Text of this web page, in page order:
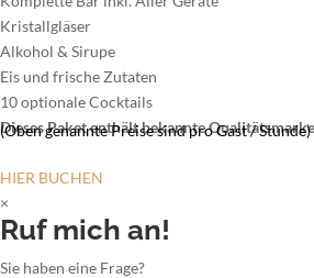
Kristallgläser
Alkohol & Sirupe
Eis und frische Zutaten
10 optionale Cocktails
Dieses Paket enthält bekannte
(Oben genannte Preise sind pro Gast / Stunde)
HIER BUCHEN
×
Ruf mich an!
Sie haben eine Frage?